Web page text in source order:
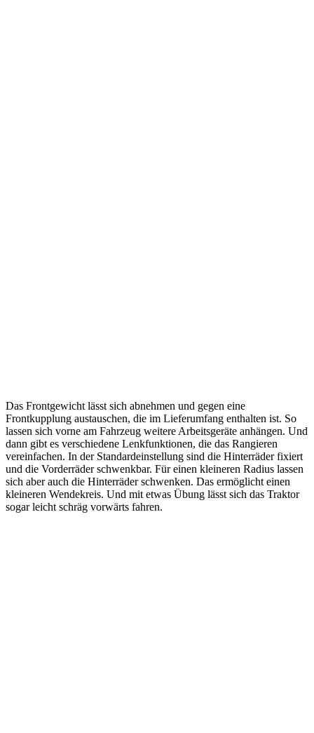
Das Frontgewicht lässt sich abnehmen und gegen eine
Frontkupplung austauschen, die im Lieferumfang enthalten ist. So
lassen sich vorne am Fahrzeug weitere Arbeitsgeräte anhängen. Und
dann gibt es verschiedene Lenkfunktionen, die das Rangieren
vereinfachen. In der Standardeinstellung sind die Hinterräder fixiert
und die Vorderräder schwenkbar. Für einen kleineren Radius lassen
sich aber auch die Hinterräder schwenken. Das ermöglicht einen
kleineren Wendekreis. Und mit etwas Übung lässt sich das Traktor
sogar leicht schräg vorwärts fahren.